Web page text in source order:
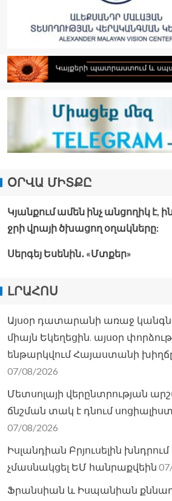
ՕՐՎԱ ՄԻՏՔԸ
Կյանքում ամեն ինչ անցողիկ է,
ջրի վրայի ծխացող օղակները:
Սերգեյ Եսենին․ «Մտքեր»
ԼՐԱՀՈՍ
Այսօր դատարանի առաջ
միայն Եկեղեցին. այսօր
ենթարկվում Հայաստանի
07/08/2026
Մետսոլայի վերընտրության
ճնշման տակ է դնում
07/08/2026
Իսլանդիան Բրյուսելին խնդրում
չմասնակցել ԵՄ հանրաքվեին
Ֆրանսիան և Իսպանիան